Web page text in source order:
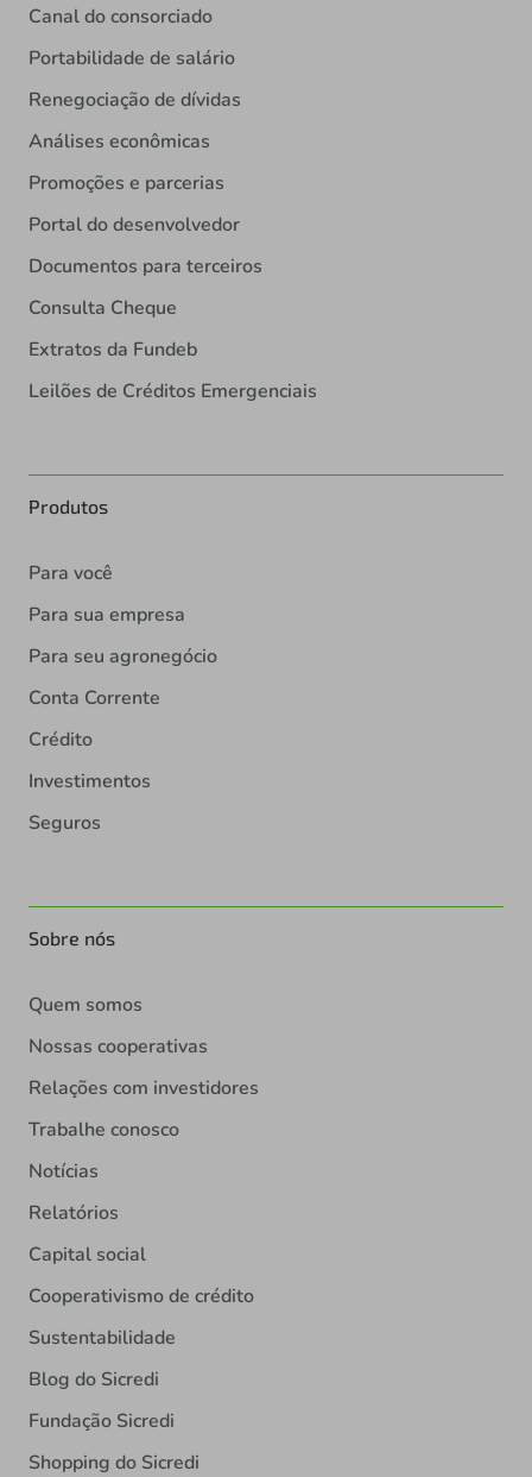
Canal do consorciado
Portabilidade de salário
Renegociação de dívidas
Análises econômicas
Promoções e parcerias
Portal do desenvolvedor
Documentos para terceiros
Consulta Cheque
Extratos da Fundeb
Leilões de Créditos Emergenciais
Produtos
Para você
Para sua empresa
Para seu agronegócio
Conta Corrente
Crédito
Investimentos
Seguros
Sobre nós
Quem somos
Nossas cooperativas
Relações com investidores
Trabalhe conosco
Notícias
Relatórios
Capital social
Cooperativismo de crédito
Sustentabilidade
Blog do Sicredi
Fundação Sicredi
Shopping do Sicredi